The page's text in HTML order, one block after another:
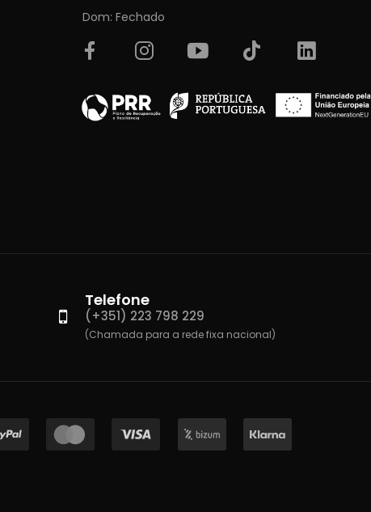
Dom: Fechado
Telefone
(+351) 223 798 229
(Chamada para a rede fixa nacional)